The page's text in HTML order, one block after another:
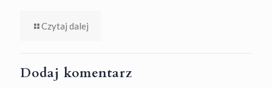
Czytaj dalej
Dodaj komentarz